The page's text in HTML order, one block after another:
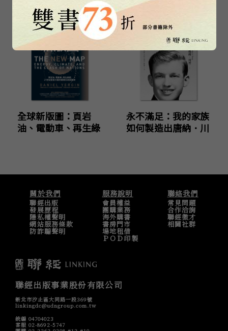
全球新版圖：頁岩
油、電動車、再生綠
永不滿足：我的家族
如何製造出唐納．川
關於我們
聯經出版
發展歷程
隱私權聲明
網站服務條款
防詐騙聲明
服務說明
會員權益
團購業務
海外購書
書房門市
場地租借
ＰＯＤ印製
聯絡我們
常見問題
合作洽詢
聯經徵才
相關社群
聯經出版事業股份有限公司
新北市汐止區大同路一段369號
linkingdc@udngroup.com.tw
統編 04704023
客服 02-8692-5747